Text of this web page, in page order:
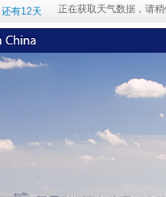
有12天